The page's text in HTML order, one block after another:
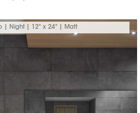
| Night | 12" x 24" | Matt